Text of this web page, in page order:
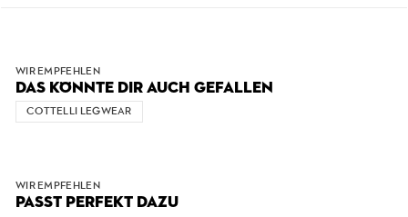
WIR EMPFEHLEN
DAS KÖNNTE DIR AUCH GEFALLEN
COTTELLI LEGWEAR
WIR EMPFEHLEN
PASST PERFEKT DAZU